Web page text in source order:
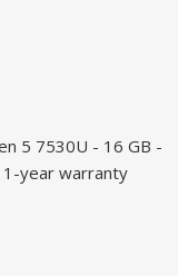
5 7530U - 16 GB -
1-year warranty